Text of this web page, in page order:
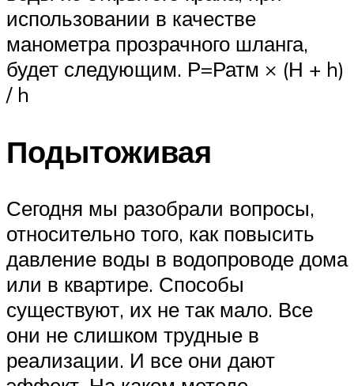
использовании в качестве
манометра прозрачного шланга,
будет следующим. Р=Ратм × (Н + h)
/ h
Подытоживая
Сегодня мы разобрали вопросы,
относительно того, как повысить
давление воды в водопроводе дома
или в квартире. Способы
существуют, их не так мало. Все
они не слишком трудные в
реализации. И все они дают